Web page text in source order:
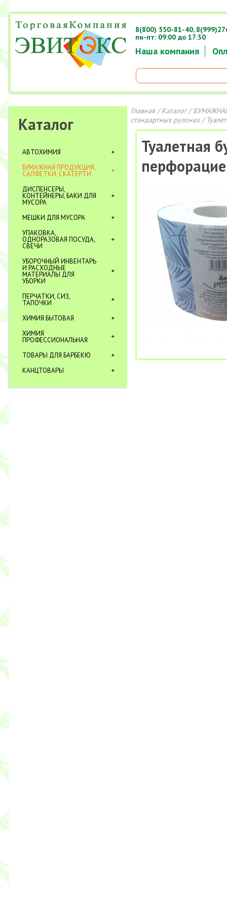
Наша компания
8(800) 550-81-40,
пн-пт: 09:00 до 17:30
Каталог
АВТОХИМИЯ
БУМАЖНАЯ ПРОДУКЦИЯ,
САЛФЕТКИ, СКАТЕРТИ
ДИСПЕНСЕРЫ,
КОНТЕЙНЕРЫ, БАКИ ДЛЯ
МУСОРА
МЕШКИ ДЛЯ МУСОРА
УПАКОВКА,
ОДНОРАЗОВАЯ ПОСУДА,
СВЕЧИ
УБОРОЧНЫЙ ИНВЕНТАРЬ
И РАСХОДНЫЕ
МАТЕРИАЛЫ ДЛЯ
УБОРКИ
ПЕРЧАТКИ, СИЗ,
ТАПОЧКИ
ХИМИЯ БЫТОВАЯ
ХИМИЯ
ПРОФЕССИОНАЛЬНАЯ
ТОВАРЫ ДЛЯ БАРБЕКЮ
КАНЦТОВАРЫ
Главная/Каталог/
стандартных рулонах/
Туалетная